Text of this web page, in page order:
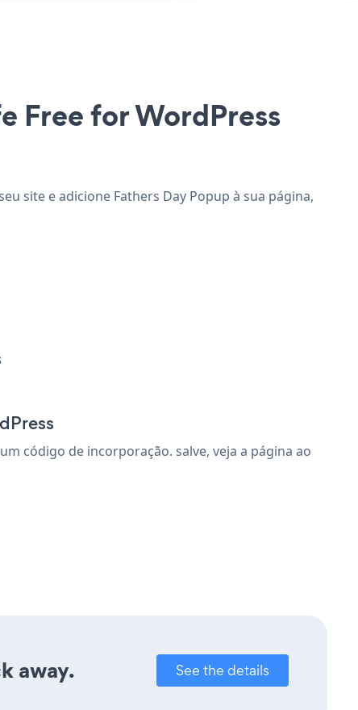
Free for WordPress
site e adicione Fathers Day Popup à sua página,
código de incorporação. salve, veja a página ao
away. See the details